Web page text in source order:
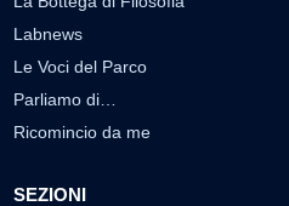
Labnews
Le Voci del Parco
Parliamo di…
Ricomincio da me
SEZIONI